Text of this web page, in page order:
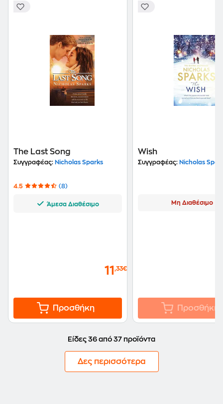
The Last Song
Συγγραφέας: Nicholas Sparks
4.5 (8)
Άμεσα Διαθέσιμο
11 ,33€
Προσθήκη
Wish
Συγγραφέας: Nicholas
Μη Διαθέσιμο
Προσθήκη
Είδες 36 από 37 προϊόντα
Δες περισσότερα